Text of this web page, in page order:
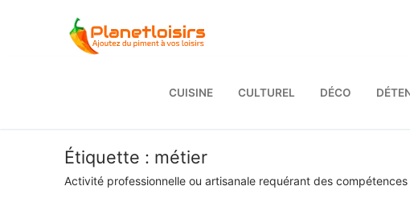
CUISINE CULTUREL DÉCO
Étiquette : métier
Activité professionnelle ou artisanale requérant des